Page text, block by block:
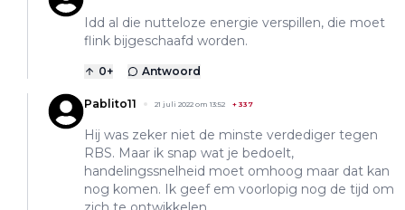
Idd al die nutteloze energie verspillen, die moet
flink bijgeschaafd worden.
0+ Antwoord
Pablito11 21 juli 2022 om 13:52 + 337
Hij was zeker niet de minste verdediger tegen
RBS. Maar ik snap wat je bedoelt,
handelingssnelheid moet omhoog maar dat kan
nog komen. Ik geef em voorlopig nog de tijd om